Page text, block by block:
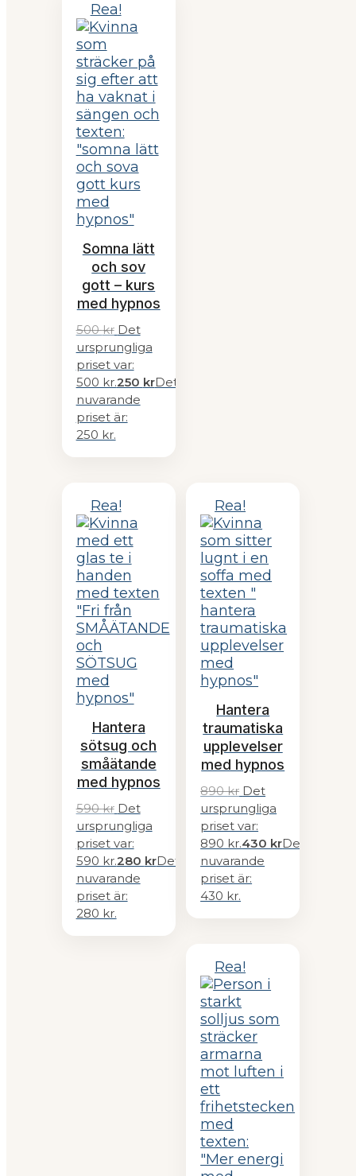
Rea!
Somna lätt
och sov
gott – kurs
med hypnos
500kr Det
ursprungliga
priset var:
500 kr.250 krDet
nuvarande
priset är:
250 kr.
Rea!
Hantera
sötsug och
småätande
med hypnos
590kr Det
ursprungliga
priset var:
590 kr.280 krDet
nuvarande
priset är:
280 kr.
Rea!
Hantera
traumatiska
upplevelser
med hypnos
890kr Det
ursprungliga
priset var:
890 kr.430 krDet
nuvarande
priset är:
430 kr.
Rea!